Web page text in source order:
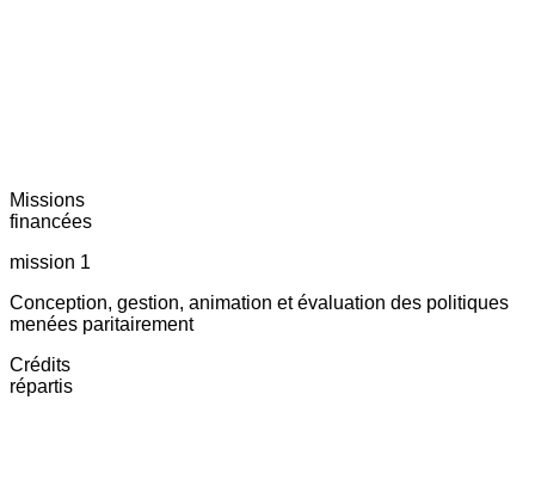
Missions
financées
mission 1
Conception, gestion, animation et évaluation des politiques
menées paritairement
Crédits
répartis